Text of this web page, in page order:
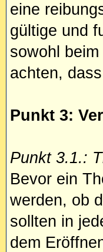
eine
gültige und
sowohl
achten,
Punkt 3:
Punkt 3.1.:
Bevor ein
werden, ob
sollten in
dem